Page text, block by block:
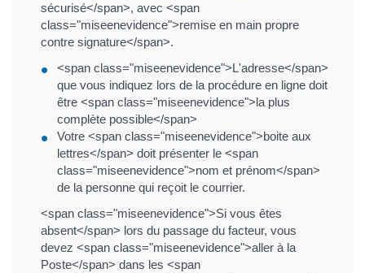
sécurisé</span>, avec <span
class="miseenevidence">remise en main propre
contre signature</span>.
<span class="miseenevidence">L'adresse</span>
que vous indiquez lors de la procédure en ligne doit
être <span class="miseenevidence">la plus
complète possible</span>
Votre <span class="miseenevidence">boite aux
lettres</span> doit présenter le <span
class="miseenevidence">nom et prénom</span>
de la personne qui reçoit le courrier.
<span class="miseenevidence">Si vous êtes
absent</span> lors du passage du facteur, vous
devez <span class="miseenevidence">aller à la
Poste</span> dans les <span